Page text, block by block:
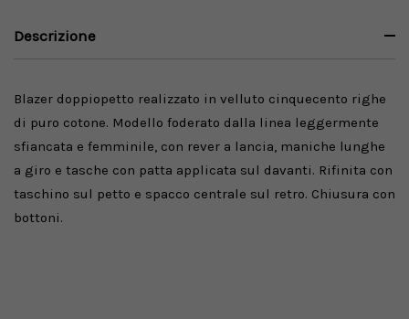
Descrizione
Blazer doppiopetto realizzato in velluto cinquecento righe
di puro cotone. Modello foderato dalla linea leggermente
sfiancata e femminile, con rever a lancia, maniche lunghe
a giro e tasche con patta applicata sul davanti. Rifinita con
taschino sul petto e spacco centrale sul retro. Chiusura con
bottoni.